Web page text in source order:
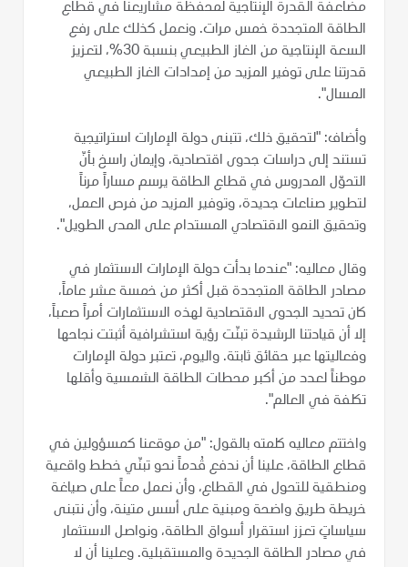
مضاعفة القدرة الإنتاجية لمحفظة مشاريعنا في قطاع
الطاقة المتجددة خمس مرات. ونعمل كذلك على رفع
السعة الإنتاجية من الغاز الطبيعي بنسبة 30%، لتعزيز
قدرتنا على توفير المزيد من إمدادات الغاز الطبيعي
المسال".
وأضاف: "لتحقيق ذلك، تتبنى دولة الإمارات استراتيجية
تستند إلى دراسات جدوى اقتصادية، وإيمان راسخ بأنّ
التحوّل المدروس في قطاع الطاقة يرسم مساراً مرناً
لتطوير صناعات جديدة، وتوفير المزيد من فرص العمل،
وتحقيق النمو الاقتصادي المستدام على المدى الطويل".
وقال معاليه: "عندما بدأت دولة الإمارات الاستثمار في
مصادر الطاقة المتجددة قبل أكثر من خمسة عشر عاماً،
كان تحديد الجدوى الاقتصادية لهذه الاستثمارات أمراً صعباً،
إلا أن قيادتنا الرشيدة تبنّت رؤية استشرافية أثبتت نجاحها
وفعاليتها عبر حقائق ثابتة. واليوم، تعتبر دولة الإمارات
موطناً لعدد من أكبر محطات الطاقة الشمسية وأقلها
تكلفة في العالم".
واختتم معاليه كلمته بالقول: "من موقعنا كمسؤولين في
قطاع الطاقة، علينا أن ندفع قُدماً نحو تبنّي خطط واقعية
ومنطقية للتحول في القطاع، وأن نعمل معاً على صياغة
خريطة طريق واضحة ومبنية على أسس متينة، وأن نتبنى
سياساتٍ تعزز استقرار أسواق الطاقة، ونواصل الاستثمار
في مصادر الطاقة الجديدة والمستقبلية. وعلينا أن لا